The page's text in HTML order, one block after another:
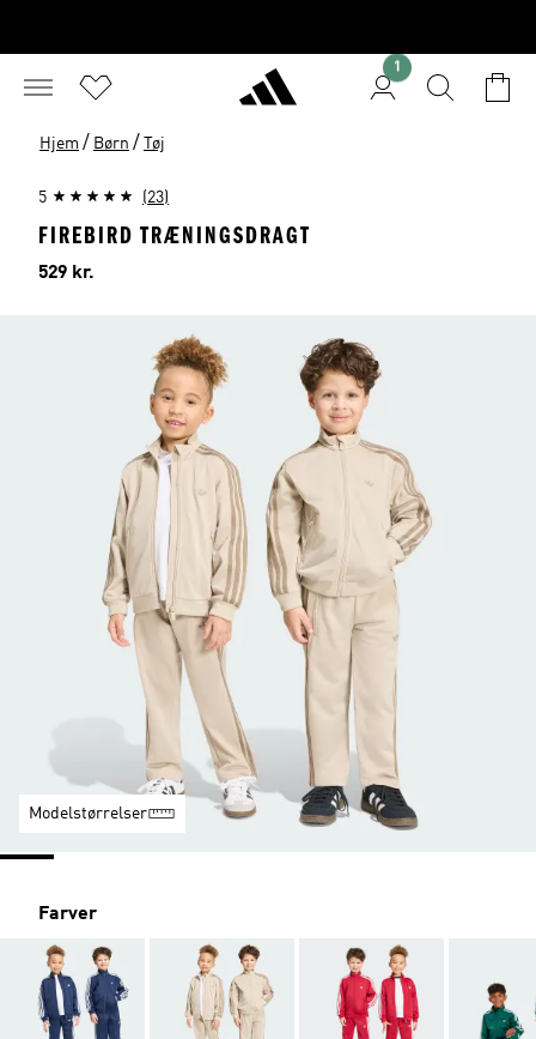
1
Hjem / Børn / Tøj
5 (23)
FIREBIRD TRÆNINGSDRAGT
Pris
529 kr.
Modelstørrelser
Farver